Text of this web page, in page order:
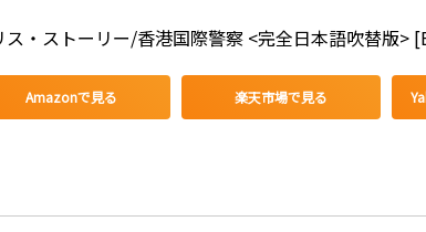
ス・ストーリー/香港国際警察 <完全日本語吹替版>
Amazonで見る 楽天市場で見る